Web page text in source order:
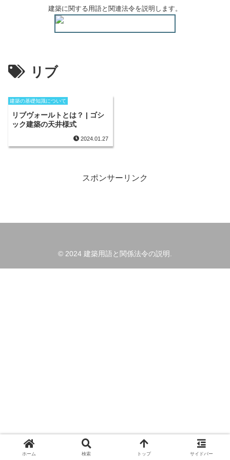
建築に関する用語と関連法令を説明します。
リブ
建築の基礎知識について
リブヴォールトとは？ | ゴシ
ック建築の天井様式
2024.01.27
スポンサーリンク
© 2024 建築用語と関係法令の説明.
ホーム 検索 トップ サイドバー